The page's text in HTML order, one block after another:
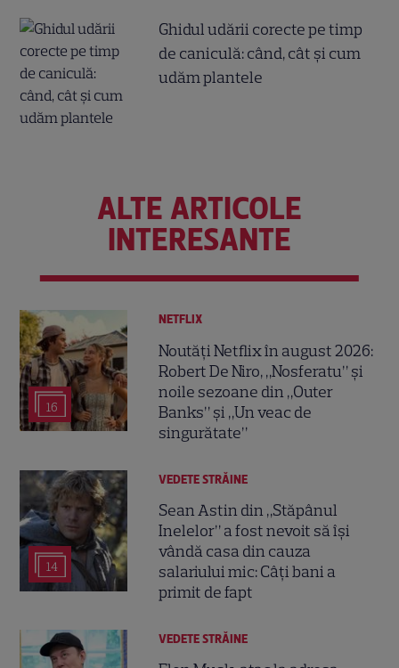
Ghidul udării corecte pe timp
de caniculă: când, cât şi cum
udăm plantele
ALTE ARTICOLE
INTERESANTE
16
NETFLIX
Noutăți Netflix în august 2026:
Robert De Niro, „Nosferatu” și
noile sezoane din „Outer
Banks” și „Un veac de
singurătate”
14
VEDETE STRĂINE
Sean Astin din „Stăpânul
Inelelor” a fost nevoit să își
vândă casa din cauza
salariului mic: Câți bani a
primit de fapt
VEDETE STRĂINE